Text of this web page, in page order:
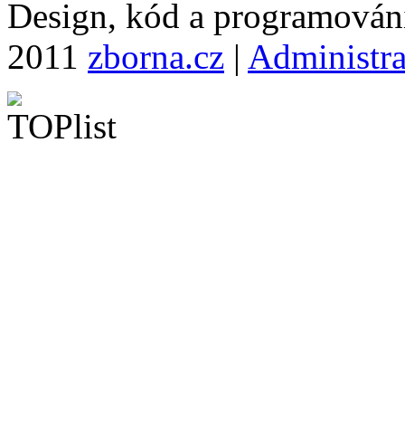
Design, kód a
2011 zborna.cz |